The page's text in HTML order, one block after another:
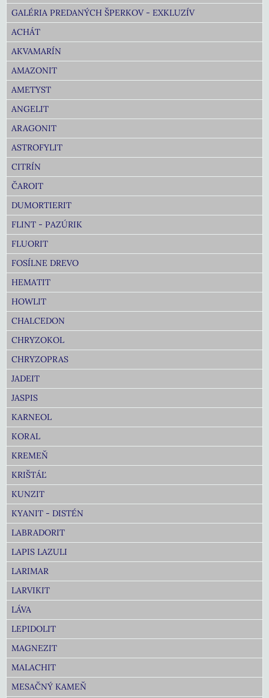
GALÉRIA PREDANÝCH ŠPERKOV - EXKLUZÍV
ACHÁT
AKVAMARÍN
AMAZONIT
AMETYST
ANGELIT
ARAGONIT
ASTROFYLIT
CITRÍN
ČAROIT
DUMORTIERIT
FLINT - PAZÚRIK
FLUORIT
FOSÍLNE DREVO
HEMATIT
HOWLIT
CHALCEDON
CHRYZOKOL
CHRYZOPRAS
JADEIT
JASPIS
KARNEOL
KORAL
KREMEŇ
KRIŠTÁĽ
KUNZIT
KYANIT - DISTÉN
LABRADORIT
LAPIS LAZULI
LARIMAR
LARVIKIT
LÁVA
LEPIDOLIT
MAGNEZIT
MALACHIT
MESAČNÝ KAMEŇ